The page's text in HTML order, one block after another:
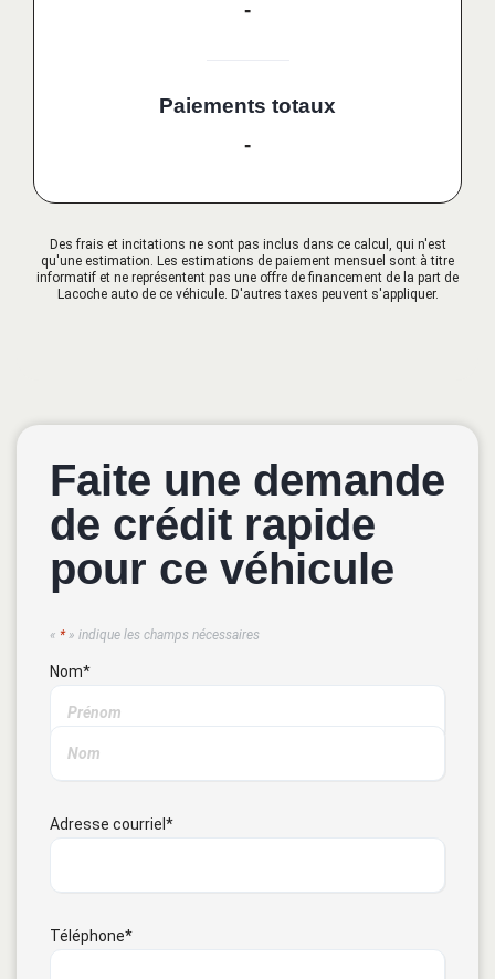
-
Paiements totaux
-
Des frais et incitations ne sont pas inclus dans ce calcul, qui n'est
qu'une estimation. Les estimations de paiement mensuel sont à titre
informatif et ne représentent pas une offre de financement de la part de
Lacoche auto de ce véhicule. D'autres taxes peuvent s'appliquer.
Faite une demande
de crédit rapide
pour ce véhicule
« *» indique les champs nécessaires
Nom*
Adresse courriel *
Téléphone*